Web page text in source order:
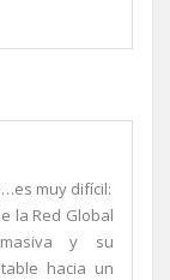
muy difícil:
la Red Global
y su
hacia un